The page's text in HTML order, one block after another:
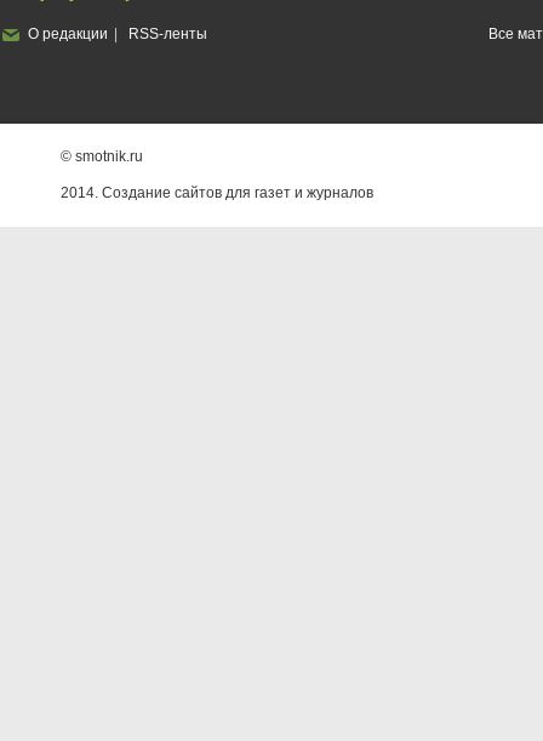
О редакции RSS-ленты Все
© smotnik.ru
2014. Создание сайтов для газет и журналов